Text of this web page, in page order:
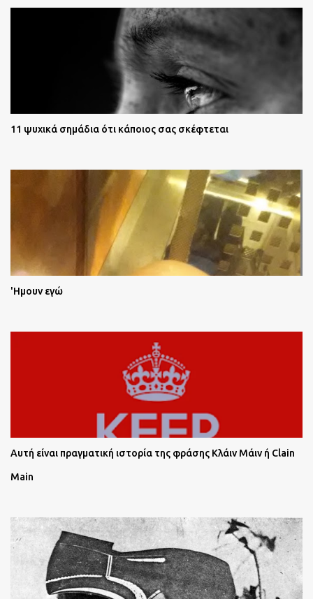
11 ψυχικά σημάδια ότι κάποιος σας σκέφτεται
'Ημουν εγώ
Αυτή είναι πραγματική ιστορία της φράσης Κλάιν Μάιν ή Clain
Main